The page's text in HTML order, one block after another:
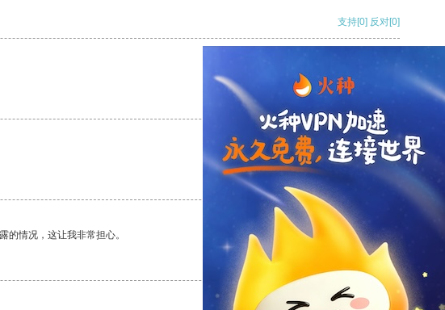
支持[0] 反对[0]
反对
情况，这让我非常担心。
反对[0]